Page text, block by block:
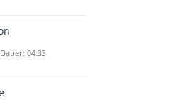
04:33